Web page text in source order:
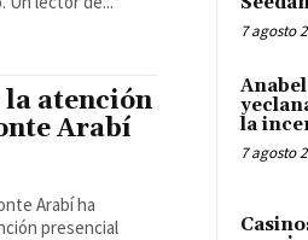
la atención
Arabí
Arabí ha
presencial
7 agosto
la
7 agosto